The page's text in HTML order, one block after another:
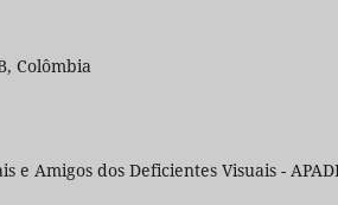
Colômbia
e Amigos dos Deficientes Visuais -